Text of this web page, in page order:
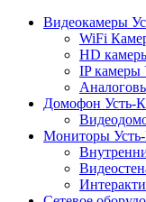
Видеокамеры
WiFi
HD
IP камеры
Домофон Усть-
Мониторы